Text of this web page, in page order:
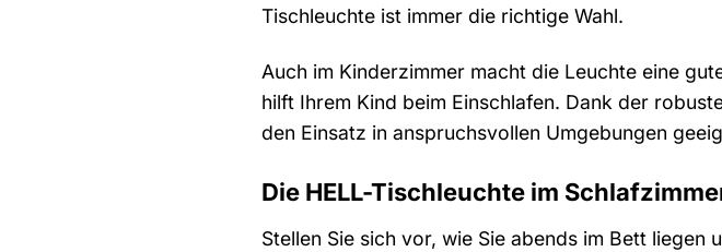
Tischleuchte ist immer die richtige Wahl.
Auch im Kinderzimmer macht die Leuchte eine
hilft Ihrem Kind beim Einschlafen. Dank der
den Einsatz in anspruchsvollen Umgebungen
Die HELL-Tischleuchte im
Stellen Sie sich vor, wie Sie abends im Bett